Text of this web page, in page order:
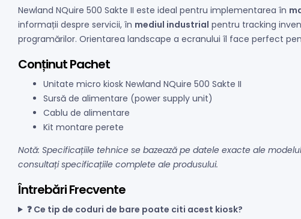
Newland NQuire 500 Sakte II este ideal pentru implementarea în
informații despre servicii, în mediul industrial pentru tracking
programărilor. Orientarea landscape a ecranului îl face perfect
Conținut Pachet
Unitate micro kiosk Newland NQuire 500 Sakte II
Sursă de alimentare (power supply unit)
Cablu de alimentare
Kit montare perete
Notă: Specificațiile tehnice se bazează pe datele exacte ale
consultați specificațiile complete ale produsului.
Întrebări Frecvente
❓ Ce tip de coduri de bare poate citi acest kiosk?